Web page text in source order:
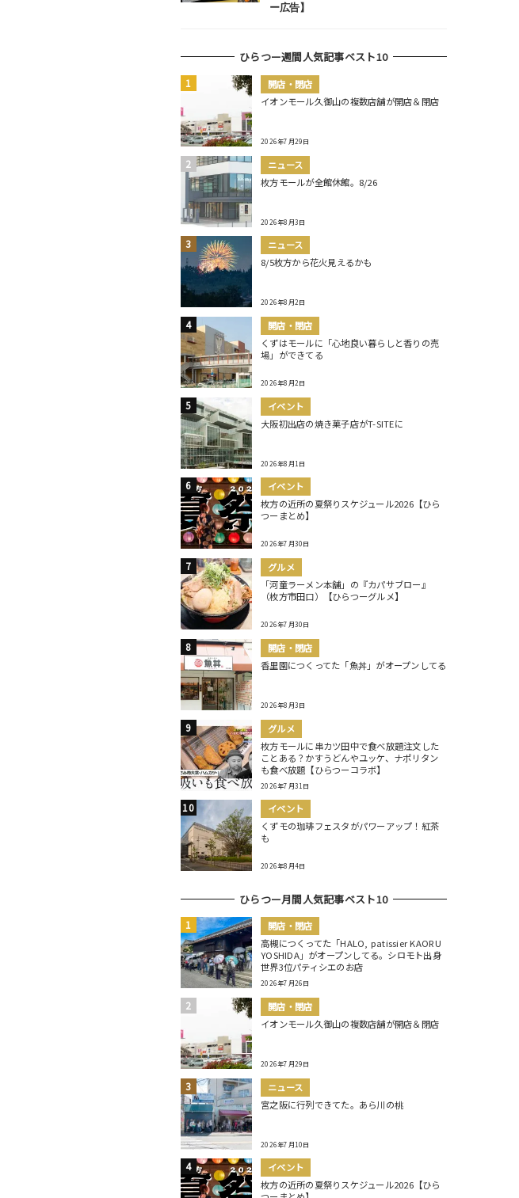
ー広告】
ひらつー週間人気記事ベスト10
開店・閉店
イオンモール久御山の複数店舗が開店＆閉店
2026年7月29日
ニュース
枚方モールが全館休館。8/26
2026年8月3日
ニュース
8/5枚方から花火見えるかも
2026年8月2日
開店・閉店
くずはモールに「心地良い暮らしと香りの売
場」ができてる
2026年8月2日
イベント
大阪初出店の焼き菓子店がT-SITEに
2026年8月1日
イベント
枚方の近所の夏祭りスケジュール2026【ひら
つーまとめ】
2026年7月30日
グルメ
「河童ラーメン本舗」の『カパサブロー』
（枚方市田口）【ひらつーグルメ】
2026年7月30日
開店・閉店
香里園につくってた「魚丼」がオープンしてる
2026年8月3日
グルメ
枚方モールに串カツ田中で食べ放題注文した
ことある？かすうどんやユッケ、ナポリタン
も食べ放題【ひらつーコラボ】
2026年7月31日
イベント
くずモの珈琲フェスタがパワーアップ！紅茶
も
2026年8月4日
ひらつー月間人気記事ベスト10
開店・閉店
高槻につくってた「HALO, patissier KAORU
YOSHIDA」がオープンしてる。シロモト出身
世界3位パティシエのお店
2026年7月26日
開店・閉店
イオンモール久御山の複数店舗が開店＆閉店
2026年7月29日
ニュース
宮之阪に行列できてた。あら川の桃
2026年7月10日
イベント
枚方の近所の夏祭りスケジュール2026【ひら